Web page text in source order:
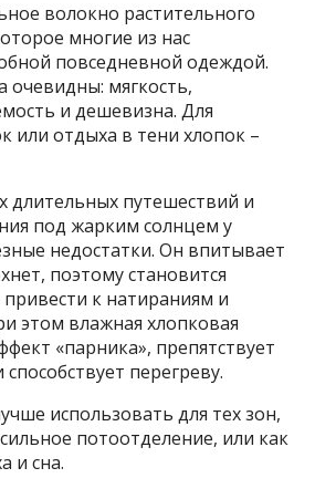
волокно растительного
многие из нас
повседневной одеждой.
очевидны: мягкость,
и дешевизна. Для
или отдыха в тени хлопок –
длительных путешествий и
под жарким солнцем у
недостатки. Он впитывает
поэтому становится
к натираниям и
этом влажная хлопковая
«парника», препятствует
перегреву.
использовать для тех зон,
потоотделение, или как
и сна.